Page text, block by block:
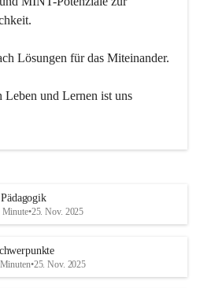
Lösungen für das Miteinander.
Leben und Lernen ist uns
Pädagogik
Minute•25. Nov. 2025
•25. Nov. 2025